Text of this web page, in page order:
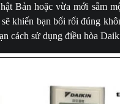
Bản hoặc vừa mới sắm
khiến bạn bối rối đúng
cách sử dụng điều hòa